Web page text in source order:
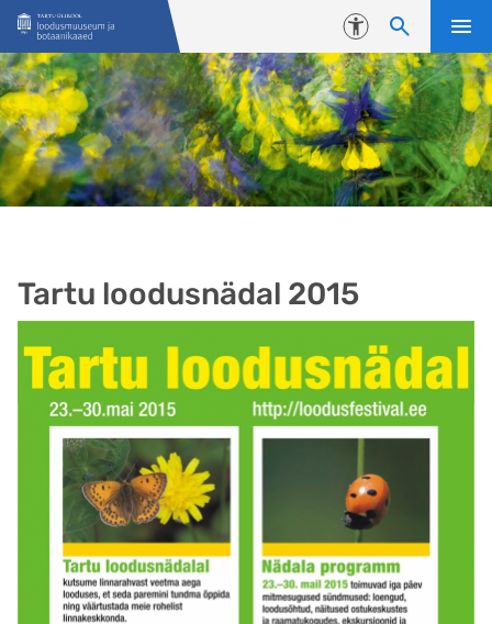
Liigu edasi põhisisu juurde
Juurdepääsetavus
Tartu loodusnädal 2015